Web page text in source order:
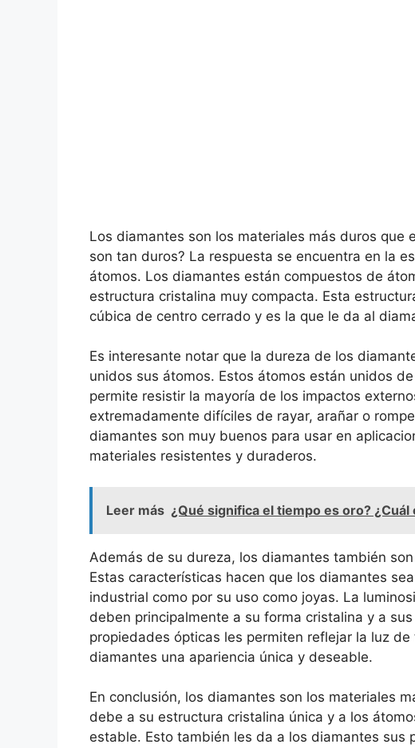
Los diamantes son los materiales más duros que
son tan duros? La respuesta se encuentra en la
átomos. Los diamantes están compuestos de
estructura cristalina muy compacta. Esta
cúbica de centro cerrado y es la que le da al
Es interesante notar que la dureza de los
unidos sus átomos. Estos átomos están unidos
permite resistir la mayoría de los impactos
extremadamente difíciles de rayar, arañar o
diamantes son muy buenos para usar en
materiales resistentes y duraderos.
Leer más ¿Qué significa el tiempo es oro?
Además de su dureza, los diamantes también
Estas características hacen que los diamantes
industrial como por su uso como joyas. La
deben principalmente a su forma cristalina y a
propiedades ópticas les permiten reflejar la luz
diamantes una apariencia única y deseable.
En conclusión, los diamantes son los materiales
debe a su estructura cristalina única y a los
estable. Esto también les da a los diamantes sus